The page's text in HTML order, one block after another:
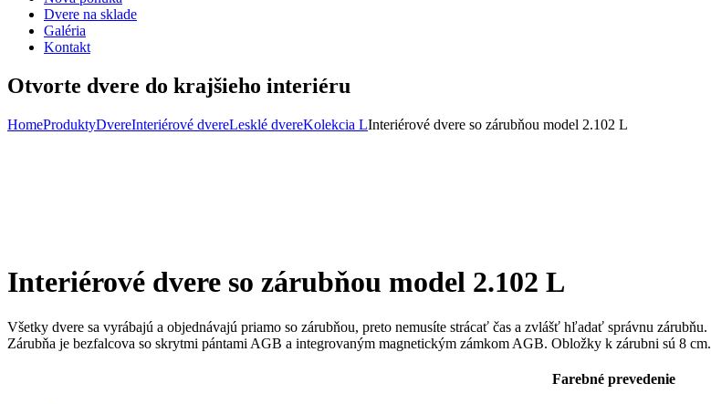
Dvere na sklade
Galéria
Kontakt
Otvorte dvere do krajšieho interiéru
HomeProduktyDvereInteriérové dvereLesklé dvereKolekcia LInteriérové dvere so zárubňou model 2.102 L
Interiérové dvere so zárubňou model 2.102 L
Všetky dvere sa vyrábajú a objednávajú priamo so zárubňou, preto nemusíte strácať čas a zvlášť hľadať správnu zárubňu.
Zárubňa je bezfalcova so skrytmi pántami AGB a integrovaným magnetickým zámkom AGB. Obložky k zárubni sú 8 cm.
Farebné prevedenie